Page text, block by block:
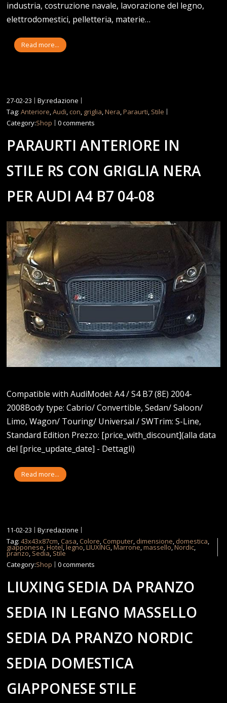
industria, costruzione navale, lavorazione del legno,
elettrodomestici, pelletteria, materie…
Read more...
27-02-23
By:redazione
Tag:Anteriore,Audi, con, griglia,Nera,Paraurti, Stile
Category:Shop 0 comments
PARAURTI ANTERIORE IN
STILE RS CON GRIGLIA NERA
PER AUDI A4 B7 04-08
Compatible with AudiModel: A4 / S4 B7 (8E) 2004-
2008Body type: Cabrio/ Convertible, Sedan/ Saloon/
Limo, Wagon/ Touring/ Universal / SWTrim: S-Line,
Standard Edition Prezzo: [price_with_discount](alla data
del [price_update_date] - Dettagli)
Read more...
11-02-23
By:redazione
Tag:43x43x87cm, Casa, Colore, Computer, dimensione, domestica,
giapponese,Hotel,legno,LIUXING,Marrone,massello,Nordic,
pranzo, Sedia, Stile
Category:Shop 0 comments
LIUXING SEDIA DA PRANZO
SEDIA IN LEGNO MASSELLO
SEDIA DA PRANZO NORDIC
SEDIA DOMESTICA
GIAPPONESE STILE